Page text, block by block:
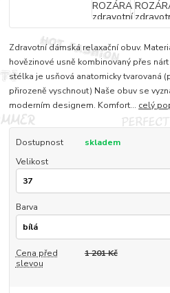
Zdravotní dámská relaxační obuv.
hovězinové usně kombinovaný přes
stélka je usňová anatomicky tvarovaná
přirozeně vyschnout) Naše obuv se
moderním designem. Komfort... celý
Dostupnost
skladem
Velikost
Barva
Cena před
slevou
1 201 Kč